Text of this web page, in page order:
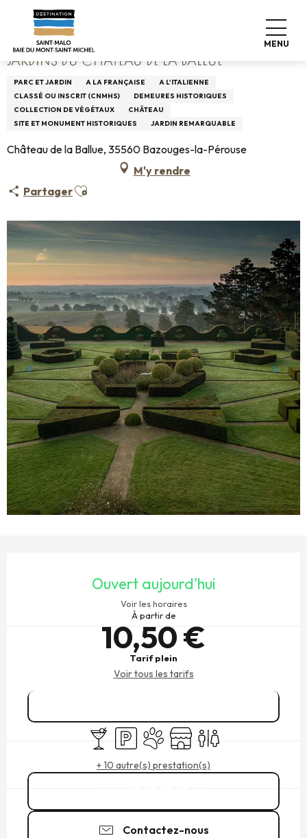
contenu
principal
MENU
Accueil Jardins du Château de la Ballue
JARDINS DU CHÂTEAU DE LA BALLUE
PARC ET JARDIN A LA FRANÇAISE
A L'ITALIENNE
CLASSÉ OU INSCRIT (CNMHS)
DEMEURES HISTORIQUES
COLLECTION DE VÉGÉTAUX
CHÂTEAU
SITE ET MONUMENT HISTORIQUES
JARDIN REMARQUABLE
Château de la Ballue, 35560 Bazouges-la-Pérouse
M'y rendre
PartagerAjouter aux favoris
Ouvert aujourd'hui
Voir les horaires
À partir de
10,50 €
Tarif plein
Voir tous les tarifs
Bar / Buvette
ParkingAnimaux acceptés
BoutiqueToilettes
+ 10 autre(s) prestation(s)
Contactez-nous